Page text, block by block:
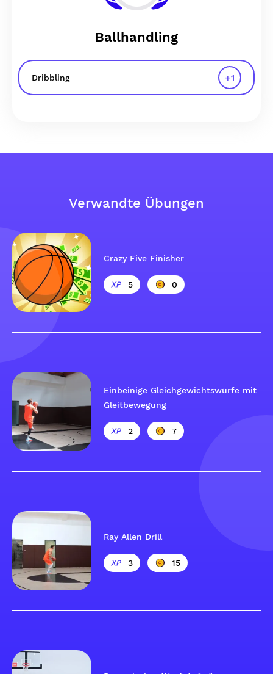
Ballhandling
Dribbling +1
Verwandte Übungen
Crazy Five Finisher
5 0
Einbeinige Gleichgewichtswürfe mit
Gleitbewegung
2 7
Ray Allen Drill
3 15